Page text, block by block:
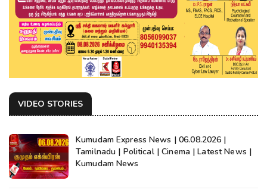
VIDEO STORIES
Kumudam Express News | 06.08.2026 |
Tamilnadu | Political | Cinema | Latest News |
Kumudam News